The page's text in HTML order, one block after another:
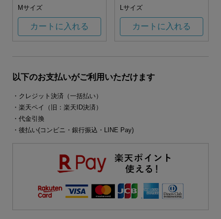
Mサイズ
カートに入れる
Lサイズ
カートに入れる
以下のお支払いがご利用いただけます
・クレジット決済（一括払い）
・楽天ペイ（旧：楽天ID決済）
・代金引換
・後払い(コンビニ・銀行振込・LINE Pay)